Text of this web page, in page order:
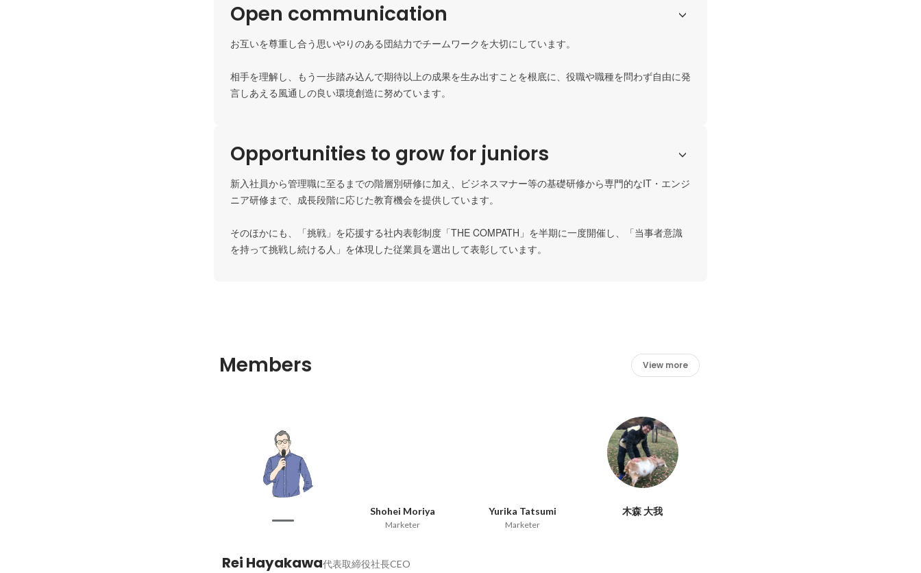
Open communication
お互いを尊重し合う思いやりのある団結力でチームワークを大切にしています。
相手を理解し、もう一歩踏み込んで期待以上の成果を生み出すことを根底に、役職や職種を問わず自由に発
言しあえる風通しの良い環境創造に努めています。
Opportunities to grow for juniors
新入社員から管理職に至るまでの階層別研修に加え、ビジネスマナー等の基礎研修から専門的なIT・エンジ
ニア研修まで、成長段階に応じた教育機会を提供しています。
そのほかにも、「挑戦」を応援する社内表彰制度「THE COMPATH」を半期に一度開催し、「当事者意識
を持って挑戦し続ける人」を体現した従業員を選出して表彰しています。
Members View more
Shohei Moriya
Marketer
Yurika Tatsumi
Marketer
木森 大我
Rei Hayakawa代表取締役社長CEO